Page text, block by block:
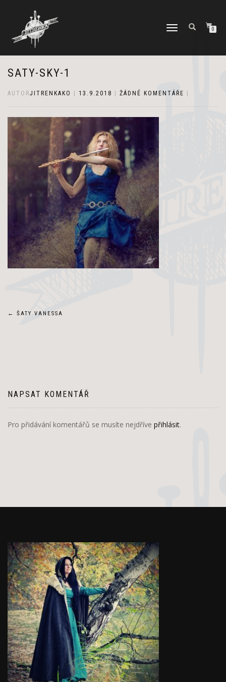
PŘEPNOUT
0
SATY-SKY-1
AUTORJITRENKAKO 13.9.2018 ŽÁDNÉ KOMENTÁŘE
Navigace
← ŠATY VANESSA
NAPSAT KOMENTÁŘ
Pro přidávání komentářů se musíte nejdříve přihlásit.